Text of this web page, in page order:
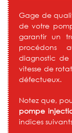
Gage de
de votre
garantir un
procédons
diagnostic de
vitesse de
défectueux.
Notez que,
pompe
indices